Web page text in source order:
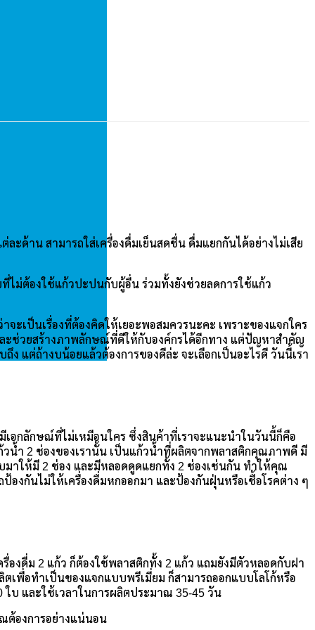
ะด้าน สามารถใส่เครื่องดื่มเย็นสดชื่น ดื่มแยกกันได้อย่างไม่เสีย
ไม่ต้องใช้แก้วปะปนกับผู้อื่น ร่วมทั้งยังช่วยลดการใช้แก้ว
เป็นเรื่องที่ต้องคิดให้เยอะพอสมควรนะคะ เพราะของแจกใคร
ะช่วยสร้างภาพลักษณ์ที่ดีให้กับองค์กรได้อีกทาง แต่ปัญหาสำคัญ
แต่ถ้างบน้อยแล้วต้องการของดีล่ะ จะเลือกเป็นอะไรดี วันนี้เรา
อกลักษณ์ที่ไม่เหมือนใคร ซึ่งสินค้าที่เราจะแนะนำในวันนี้ก็คือ
น้ำ 2 ช่องของเรานั้น เป็นแก้วน้ำที่ผลิตจากพลาสติกคุณภาพดี มี
าให้มี 2 ช่อง และมีหลอดดูดแยกทั้ง 2 ช่องเช่นกัน ทำให้คุณ
งกันไม่ให้เครื่องดื่มหกออกมา และป้องกันฝุ่นหรือเชื้อโรคต่าง ๆ
องดื่ม 2 แก้ว ก็ต้องใช้พลาสติกทั้ง 2 แก้ว แถมยังมีตัวหลอดกับฝา
เพื่อทำเป็นของแจกแบบพรีเมี่ยม ก็สามารถออกแบบโลโก้หรือ
บ และใช้เวลาในการผลิตประมาณ 35-45 วัน
ต้องการอย่างแน่นอน